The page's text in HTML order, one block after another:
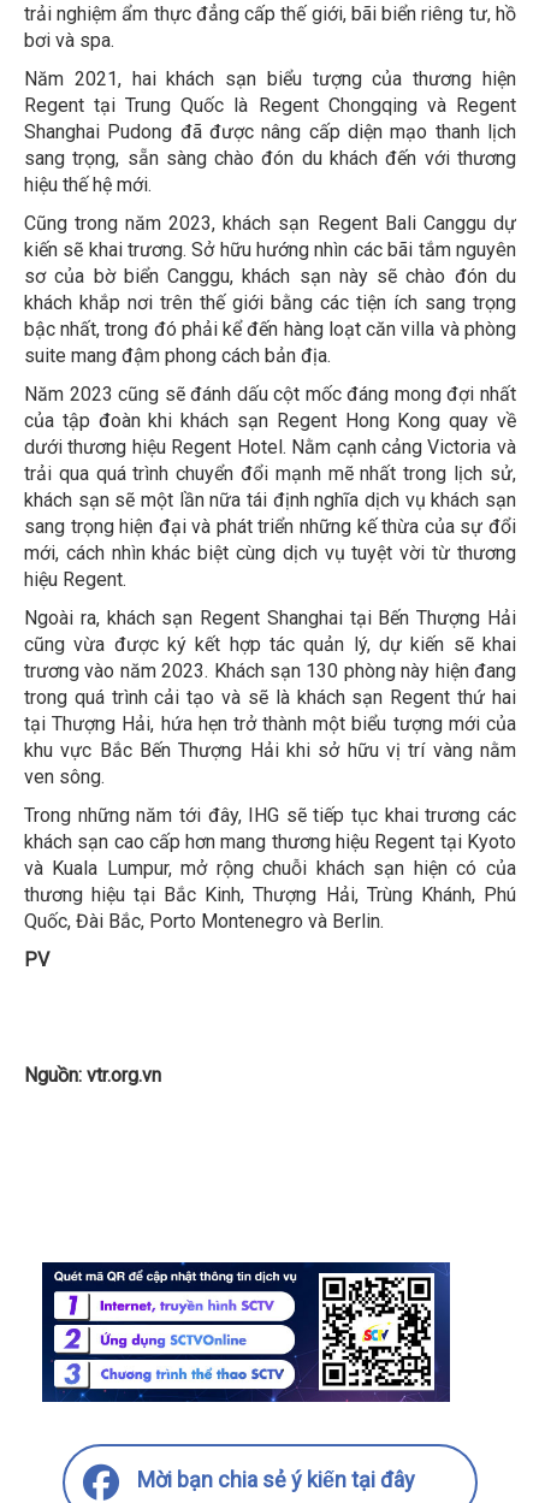
trải nghiệm ẩm thực đẳng cấp thế giới, bãi biển riêng tư, hồ
bơi và spa.
Năm 2021, hai khách sạn biểu tượng của thương hiện
Regent tại Trung Quốc là Regent Chongqing và Regent
Shanghai Pudong đã được nâng cấp diện mạo thanh lịch
sang trọng, sẵn sàng chào đón du khách đến với thương
hiệu thế hệ mới.
Cũng trong năm 2023, khách sạn Regent Bali Canggu dự
kiến sẽ khai trương. Sở hữu hướng nhìn các bãi tắm nguyên
sơ của bờ biển Canggu, khách sạn này sẽ chào đón du
khách khắp nơi trên thế giới bằng các tiện ích sang trọng
bậc nhất, trong đó phải kể đến hàng loạt căn villa và phòng
suite mang đậm phong cách bản địa.
Năm 2023 cũng sẽ đánh dấu cột mốc đáng mong đợi nhất
của tập đoàn khi khách sạn Regent Hong Kong quay về
dưới thương hiệu Regent Hotel. Nằm cạnh cảng Victoria và
trải qua quá trình chuyển đổi mạnh mẽ nhất trong lịch sử,
khách sạn sẽ một lần nữa tái định nghĩa dịch vụ khách sạn
sang trọng hiện đại và phát triển những kế thừa của sự đổi
mới, cách nhìn khác biệt cùng dịch vụ tuyệt vời từ thương
hiệu Regent.
Ngoài ra, khách sạn Regent Shanghai tại Bến Thượng Hải
cũng vừa được ký kết hợp tác quản lý, dự kiến sẽ khai
trương vào năm 2023. Khách sạn 130 phòng này hiện đang
trong quá trình cải tạo và sẽ là khách sạn Regent thứ hai
tại Thượng Hải, hứa hẹn trở thành một biểu tượng mới của
khu vực Bắc Bến Thượng Hải khi sở hữu vị trí vàng nằm
ven sông.
Trong những năm tới đây, IHG sẽ tiếp tục khai trương các
khách sạn cao cấp hơn mang thương hiệu Regent tại Kyoto
và Kuala Lumpur, mở rộng chuỗi khách sạn hiện có của
thương hiệu tại Bắc Kinh, Thượng Hải, Trùng Khánh, Phú
Quốc, Đài Bắc, Porto Montenegro và Berlin.
PV
Nguồn: vtr.org.vn
Mời bạn chia sẻ ý kiến tại đây